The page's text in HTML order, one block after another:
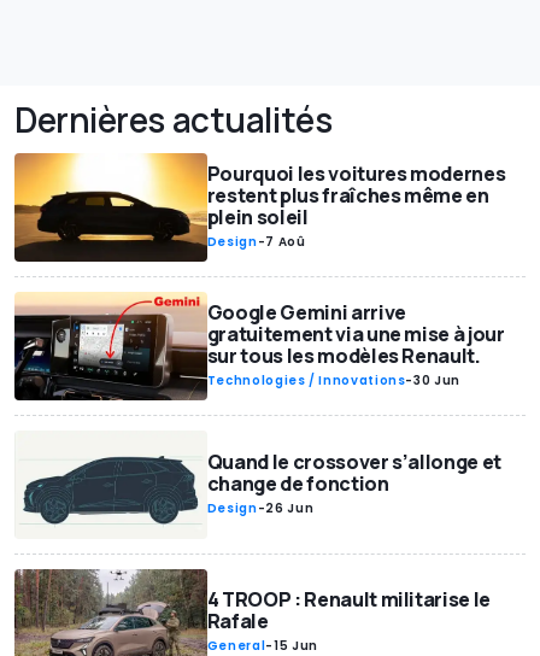
Dernières actualités
Pourquoi les voitures modernes
restent plus fraîches même en
plein soleil
Design-7 Aoû
Google Gemini arrive
gratuitement via une mise à jour
sur tous les modèles Renault.
Technologies / Innovations-30 Jun
Quand le crossover s’allonge et
change de fonction
Design-26 Jun
4 TROOP : Renault militarise le
Rafale
General-15 Jun